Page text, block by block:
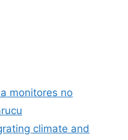
monitores no
climate and